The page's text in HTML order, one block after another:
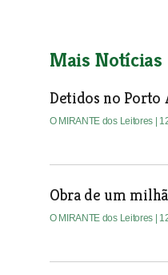
Mais Notícias
Detidos no Porto
O MIRANTE dos Leitores |
Obra de um
O MIRANTE dos Leitores |